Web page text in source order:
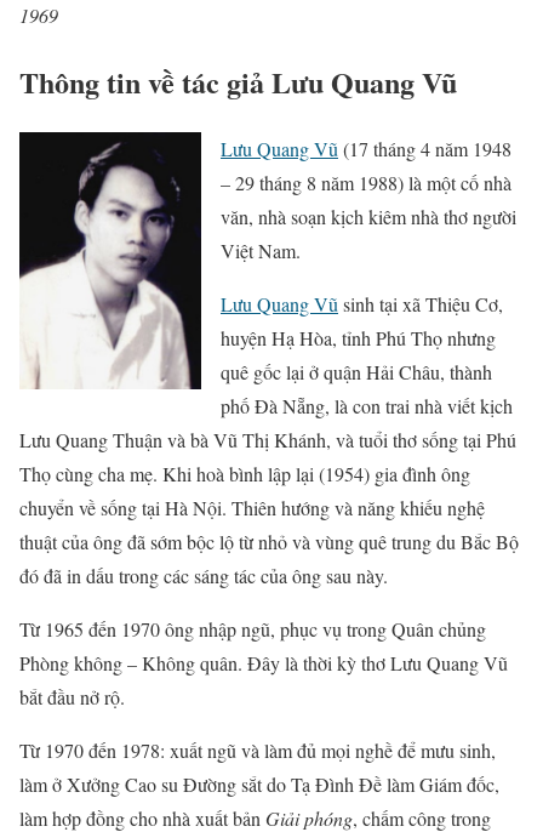
1969
Thông tin về tác giả Lưu Quang Vũ
Lưu Quang Vũ (17 tháng 4 năm 1948
– 29 tháng 8 năm 1988) là một cố nhà
văn, nhà soạn kịch kiêm nhà thơ người
Việt Nam.
Lưu Quang Vũ sinh tại xã Thiệu Cơ,
huyện Hạ Hòa, tỉnh Phú Thọ nhưng
quê gốc lại ở quận Hải Châu, thành
phố Đà Nẵng, là con trai nhà viết kịch
Lưu Quang Thuận và bà Vũ Thị Khánh, và tuổi thơ sống tại Phú
Thọ cùng cha mẹ. Khi hoà bình lập lại (1954) gia đình ông
chuyển về sống tại Hà Nội. Thiên hướng và năng khiếu nghệ
thuật của ông đã sớm bộc lộ từ nhỏ và vùng quê trung du Bắc Bộ
đó đã in dấu trong các sáng tác của ông sau này.
Từ 1965 đến 1970 ông nhập ngũ, phục vụ trong Quân chủng
Phòng không – Không quân. Đây là thời kỳ thơ Lưu Quang Vũ
bắt đầu nở rộ.
Từ 1970 đến 1978: xuất ngũ và làm đủ mọi nghề để mưu sinh,
làm ở Xưởng Cao su Đường sắt do Tạ Đình Đề làm Giám đốc,
làm hợp đồng cho nhà xuất bản Giải phóng, chấm công trong